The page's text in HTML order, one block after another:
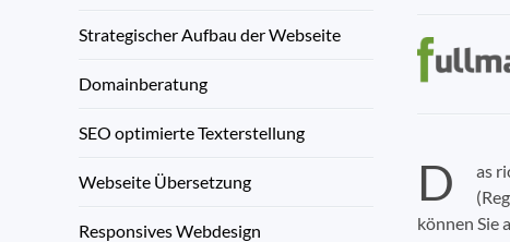
D
as
können Sie
Strategischer Aufbau der Webseite
Domainberatung
SEO optimierte Texterstellung
Webseite Übersetzung
Responsives Webdesign